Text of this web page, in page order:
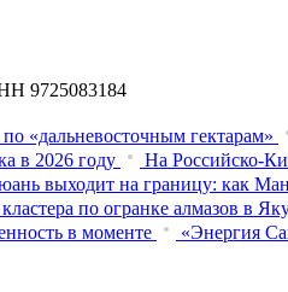
9725083184
«дальневосточным гектарам»
в 2026 году
На Российско-
выходит на границу: как
по огранке алмазов в
в моменте
«Энергия